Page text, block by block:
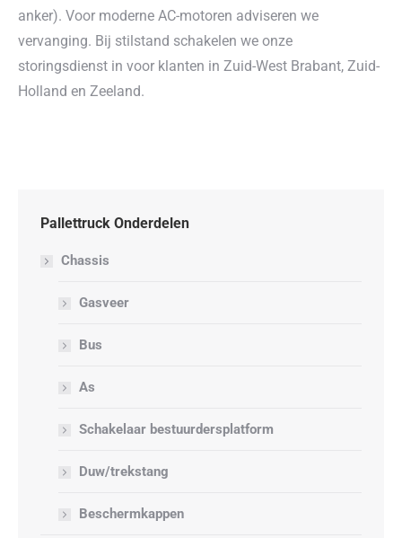
anker). Voor moderne AC-motoren adviseren we
vervanging. Bij stilstand schakelen we onze
storingsdienst in voor klanten in Zuid-West Brabant, Zuid-
Holland en Zeeland.
Pallettruck Onderdelen
Chassis
Gasveer
Bus
As
Schakelaar bestuurdersplatform
Duw/trekstang
Beschermkappen